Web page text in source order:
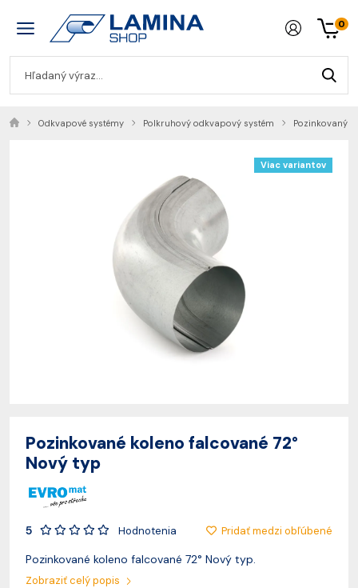
0
Odkvapové systémy Polkruhový odkvapový systém Pozinkovaný
Viac variantov
Pozinkované koleno falcované 72°
Nový typ
5 Hodnotenia Pridať medzi obľúbené
Pozinkované koleno falcované 72° Nový typ.
Zobraziť celý popis